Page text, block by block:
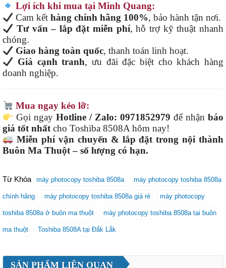
Lợi ích khi mua tại Minh Quang:
Cam kếthàng chính hãng 100%, bảo hành tận nơi.
Tư vấn – lắp đặt miễn phí, hỗ trợ kỹ thuật nhanh
chóng.
Giao hàng toàn quốc, thanh toán linh hoạt.
Giá cạnh tranh, ưu đãi đặc biệt cho khách hàng
doanh nghiệp.
Mua ngay kẻo lỡ:
Gọi ngayHotline / Zalo: 0971852979để nhậnbáo
giá tốt nhấtcho Toshiba 8508A hôm nay!
Miễn phí vận chuyển & lắp đặt trong nội thành
Buôn Ma Thuột – số lượng có hạn.
Từ Khóa máy photocopy toshiba 8508a máy photocopy toshiba 8508a
chính hãng máy photocopy toshiba 8508a giá rẻ máy photocopy
toshiba 8508a ở buôn ma thuột máy photocopy toshiba 8508a tại buôn
ma thuột Toshiba 8508A tại Đắk Lắk
SẢN PHẨM LIÊN QUAN